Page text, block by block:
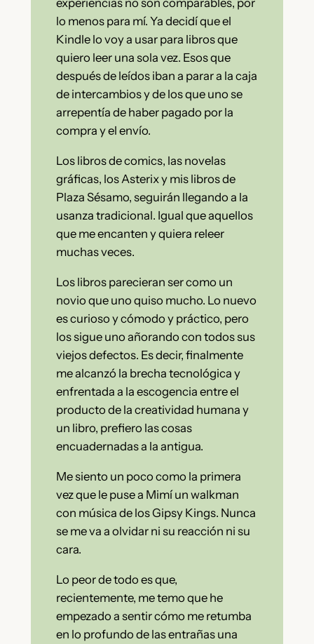
experiencias no son comparables, por
lo menos para mí. Ya decidí que el
Kindle lo voy a usar para libros que
quiero leer una sola vez. Esos que
después de leídos iban a parar a la caja
de intercambios y de los que uno se
arrepentía de haber pagado por la
compra y el envío.
Los libros de comics, las novelas
gráficas, los Asterix y mis libros de
Plaza Sésamo, seguirán llegando a la
usanza tradicional. Igual que aquellos
que me encanten y quiera releer
muchas veces.
Los libros parecieran ser como un
novio que uno quiso mucho. Lo nuevo
es curioso y cómodo y práctico, pero
los sigue uno añorando con todos sus
viejos defectos. Es decir, finalmente
me alcanzó la brecha tecnológica y
enfrentada a la escogencia entre el
producto de la creatividad humana y
un libro, prefiero las cosas
encuadernadas a la antigua.
Me siento un poco como la primera
vez que le puse a Mimí un walkman
con música de los Gipsy Kings. Nunca
se me va a olvidar ni su reacción ni su
cara.
Lo peor de todo es que,
recientemente, me temo que he
empezado a sentir cómo me retumba
en lo profundo de las entrañas una